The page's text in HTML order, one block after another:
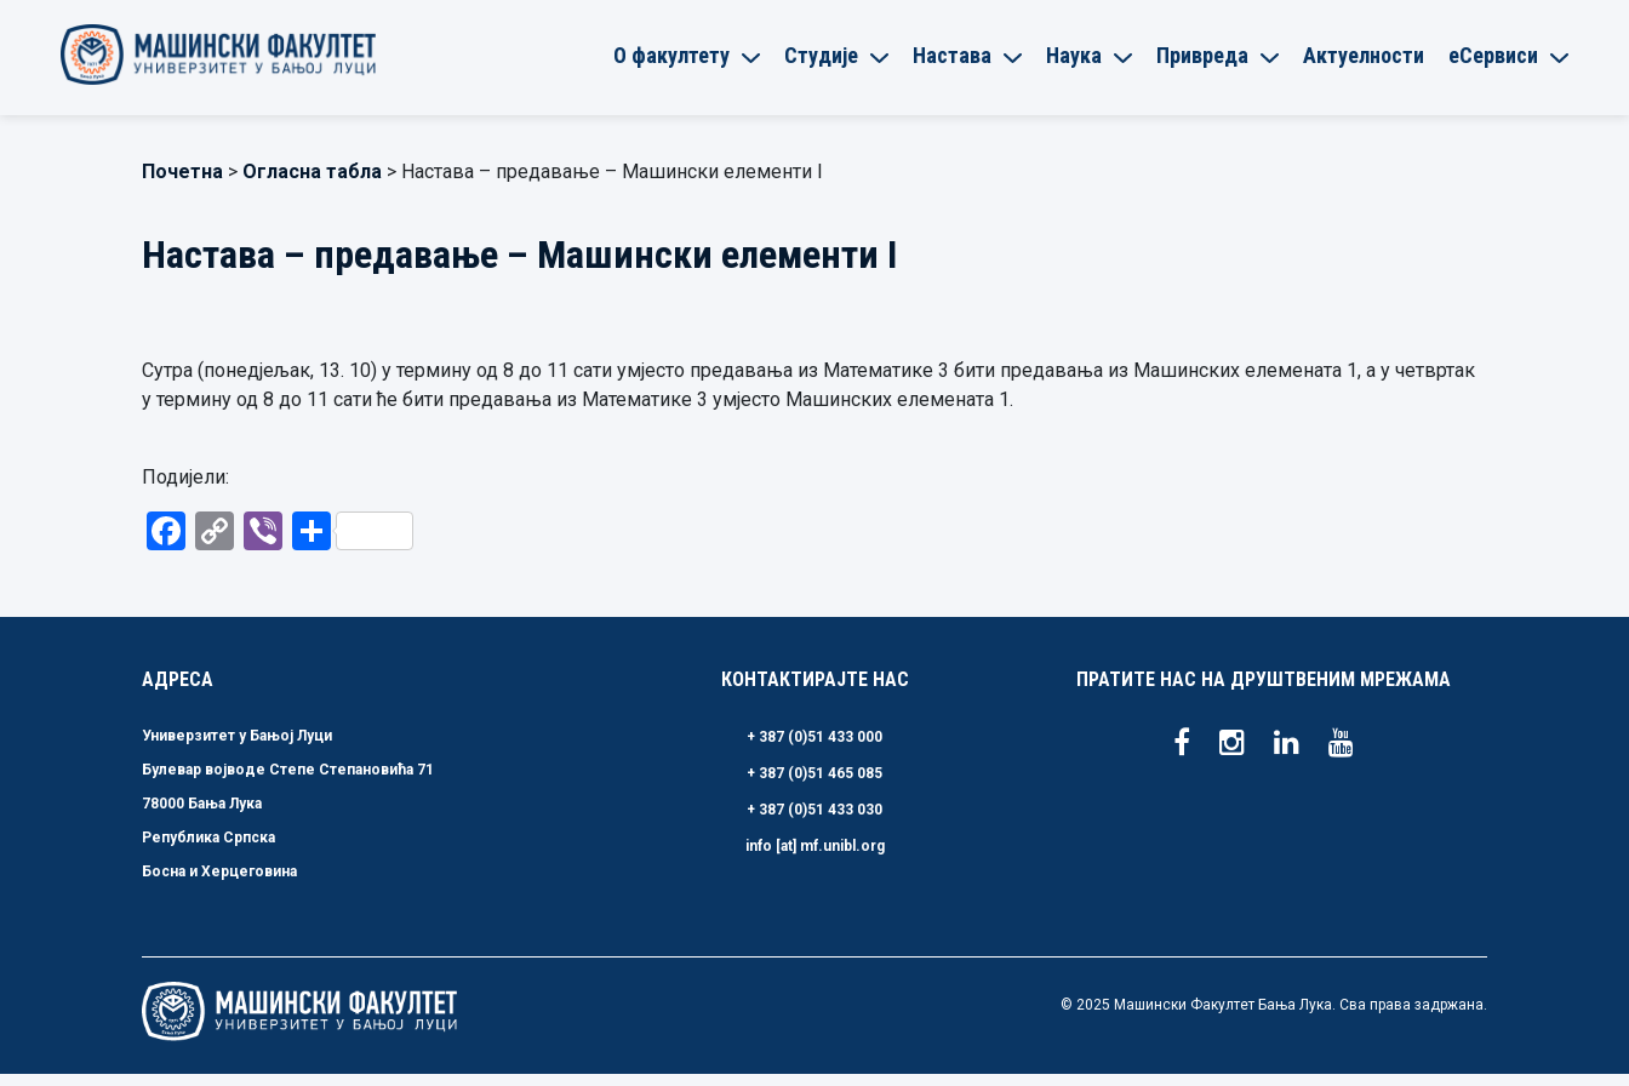
О факултету Студије Настава Наука Привреда Актуелности еСервиси
Почетна > Огласна табла > Настава – предавање – Машински елементи I
Настава – предавање – Машински елементи I
Сутра (понедјељак, 13. 10) у термину од 8 до 11 сати умјесто предавања из Математике 3 бити предавања из Машинских елемената 1, а у четвртак
у термину од 8 до 11 сати ће бити предавања из Математике 3 умјесто Машинских елемената 1.
Подијели:
Facebook
CopyViberShare
АДРЕСА
Универзитет у Бањој Луци
Булевар војводе Степе Степановића 71
78000 Бања Лука
Република Српска
Босна и Херцеговина
КОНТАКТИРАЈТЕ НАС
+ 387 (0)51 433 000
+ 387 (0)51 465 085
+ 387 (0)51 433 030
info [at] mf.unibl.org
ПРАТИТЕ НАС НА ДРУШТВЕНИМ МРЕЖАМА
© 2025 Машински Факултет Бања Лука. Сва права задржана.